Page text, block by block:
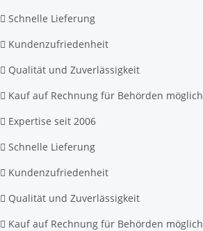
Schnelle Lieferung
Kundenzufriedenheit
Qualität und Zuverlässigkeit
Kauf auf Rechnung für Behörden möglich
Expertise seit 2006
Schnelle Lieferung
Kundenzufriedenheit
Qualität und Zuverlässigkeit
Kauf auf Rechnung für Behörden möglich